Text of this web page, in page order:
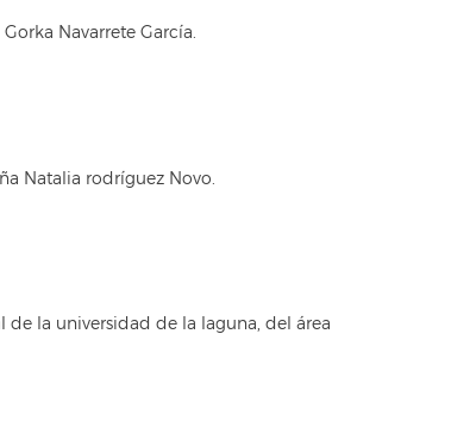
Navarrete García.
Natalia rodríguez Novo.
la universidad de la laguna, del área